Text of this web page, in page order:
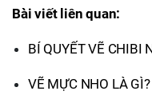
Bài viết liên quan:
BÍ QUYẾT VẼ CHIBI
VẼ MỰC NHO LÀ GÌ?